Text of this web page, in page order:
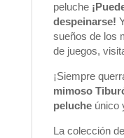
peluche
despeinarse!
sueños de los
de juegos,
¡Siempre
mimoso
pelucheúnico
La colección